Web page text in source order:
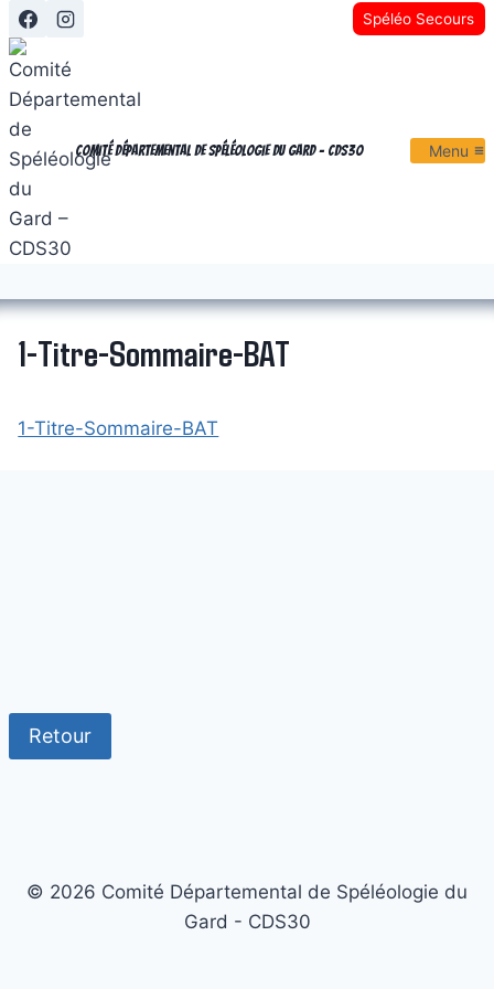
Aller
au
contenu
Spéléo Secours
Comité Départemental de Spéléologie du Gard - CDS30 Menu
1-Titre-Sommaire-BAT
1-Titre-Sommaire-BAT
Retour
© 2026 Comité Départemental de Spéléologie du
Gard - CDS30